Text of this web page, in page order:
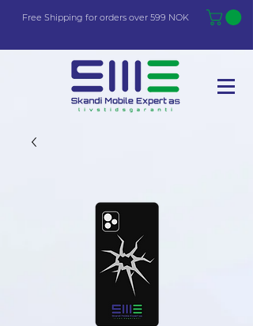
Free Shipping for orders over 599 NOK